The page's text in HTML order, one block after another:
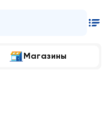
Магазины